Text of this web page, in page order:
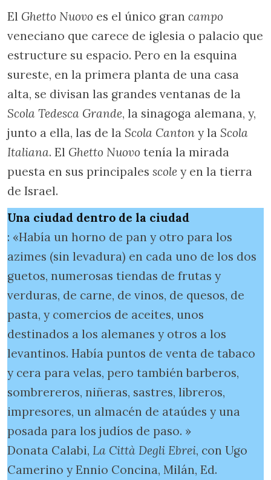
El Ghetto Nuovo es el único gran campo
veneciano que carece de iglesia o palacio que
estructure su espacio. Pero en la esquina
sureste, en la primera planta de una casa
alta, se divisan las grandes ventanas de la
Scola Tedesca Grande, la sinagoga alemana, y,
junto a ella, las de la Scola Canton y la Scola
Italiana. El Ghetto Nuovo tenía la mirada
puesta en sus principales scole y en la tierra
de Israel.
Una ciudad dentro de la ciudad
: «Había un horno de pan y otro para los
azimes (sin levadura) en cada uno de los dos
guetos, numerosas tiendas de frutas y
verduras, de carne, de vinos, de quesos, de
pasta, y comercios de aceites, unos
destinados a los alemanes y otros a los
levantinos. Había puntos de venta de tabaco
y cera para velas, pero también barberos,
sombrereros, niñeras, sastres, libreros,
impresores, un almacén de ataúdes y una
posada para los judíos de paso. »
Donata Calabi, La Città Degli Ebrei, con Ugo
Camerino y Ennio Concina, Milán, Ed.